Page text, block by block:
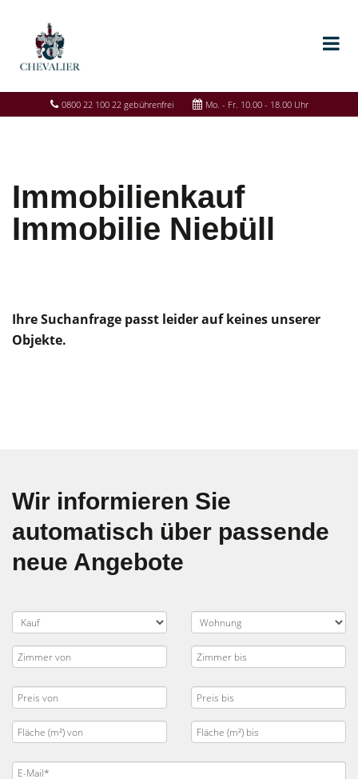
0800 22 100 22 gebührenfrei Mo. - Fr. 10.00 - 18.00 Uhr
Immobilienkauf
Immobilie Niebüll
Ihre Suchanfrage passt leider auf keines unserer
Objekte.
Wir informieren Sie
automatisch über passende
neue Angebote